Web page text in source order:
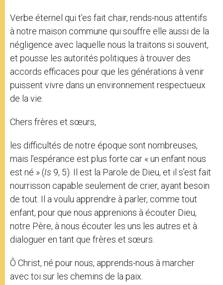
Verbe éternel qui t’es fait chair, rends-nous attentifs
à notre maison commune qui souffre elle aussi de la
négligence avec laquelle nous la traitons si souvent,
et pousse les autorités politiques à trouver des
accords efficaces pour que les générations à venir
puissent vivre dans un environnement respectueux
de la vie.
Chers frères et sœurs,
les difficultés de notre époque sont nombreuses,
mais l’espérance est plus forte car « un enfant nous
est né » (Is 9, 5). Il est la Parole de Dieu, et il s’est fait
nourrisson capable seulement de crier, ayant besoin
de tout. Il a voulu apprendre à parler, comme tout
enfant, pour que nous apprenions à écouter Dieu,
notre Père, à nous écouter les uns les autres et à
dialoguer en tant que frères et sœurs.
Ô Christ, né pour nous, apprends-nous à marcher
avec toi sur les chemins de la paix.